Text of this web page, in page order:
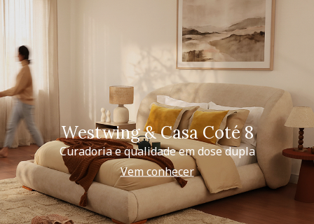
Westwing & Casa Coté 8
Curadoria e qualidade em dose dupla
Vem conhecer